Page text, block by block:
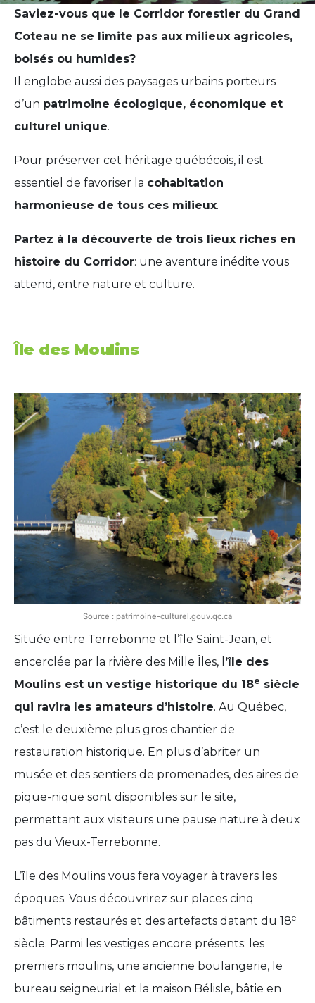
Saviez-vous que le Corridor forestier du Grand
Coteau ne se limite pas aux milieux agricoles,
boisés ou humides?
Il englobe aussi des paysages urbains porteurs
d’un patrimoine écologique, économique et
culturel unique.
Pour préserver cet héritage québécois, il est
essentiel de favoriser la cohabitation
harmonieuse de tous ces milieux.
Partez à la découverte de trois lieux riches en
histoire du Corridor: une aventure inédite vous
attend, entre nature et culture.
Île des Moulins
Source : patrimoine-culturel.gouv.qc.ca
Située entre Terrebonne et l’île Saint-Jean, et
encerclée par la rivière des Mille Îles, l ’île des
Moulins est un vestige historique du 18e siècle
qui ravira les amateurs d’histoire. Au Québec,
c’est le deuxième plus gros chantier de
restauration historique. En plus d’abriter un
musée et des sentiers de promenades, des aires de
pique-nique sont disponibles sur le site,
permettant aux visiteurs une pause nature à deux
pas du Vieux-Terrebonne.
L’île des Moulins vous fera voyager à travers les
époques. Vous découvrirez sur places cinq
bâtiments restaurés et des artefacts datant du 18e
siècle. Parmi les vestiges encore présents: les
premiers moulins, une ancienne boulangerie, le
bureau seigneurial et la maison Bélisle, bâtie en